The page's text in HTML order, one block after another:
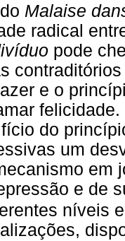
Malaise
radical
pode
e o
do
um
em
e de
níveis